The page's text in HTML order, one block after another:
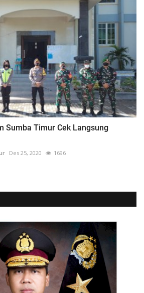
Sumba Timur Cek Langsung
Des 25, 2020 1696